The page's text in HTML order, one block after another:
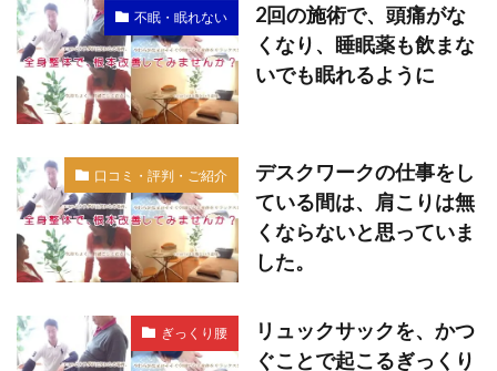
不眠・眠れない
2回の施術で、頭痛がな
くなり、睡眠薬も飲まな
いでも眠れるように
口コミ・評判・ご紹介
デスクワークの仕事をし
ている間は、肩こりは無
くならないと思っていま
した。
ぎっくり腰
リュックサックを、かつ
ぐことで起こるぎっくり